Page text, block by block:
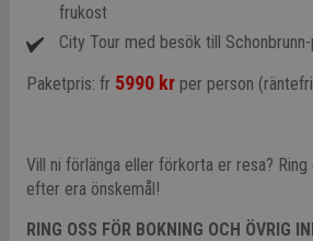
frukost
City Tour med besök till
Paketpris: fr 5990 krper person
Vill ni förlänga eller förkorta er resa? Ring
efter era önskemål!
RING OSS FÖR BOKNING OCH ÖVRIG